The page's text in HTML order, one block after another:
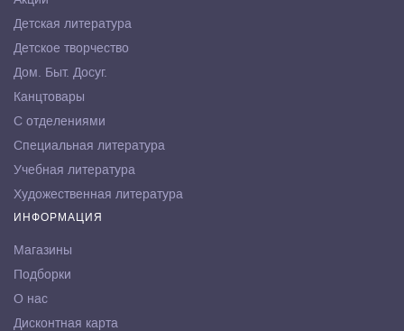
Детская литература
Детское творчество
Дом. Быт. Досуг.
Канцтовары
С отделениями
Специальная литература
Учебная литература
Художественная литература
ИНФОРМАЦИЯ
Магазины
Подборки
О нас
Дисконтная карта